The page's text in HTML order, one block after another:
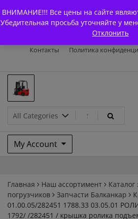
ВНИМАНИЕ!!! Все цены на сайте
Убедительная просьба уточняйте у
Отклонить
to
content
Главная
Магазин
Доставка и оплата
Контакты
Политика
Запчасти для
погрузчиков и
электротележек
My Account
Главная Наш ассортимент
Каталог
погрузчиков
Запчасти Балканкар
01.00.05/282451 1788.33 03.05.01
1792/ /282451 / крышка ролика